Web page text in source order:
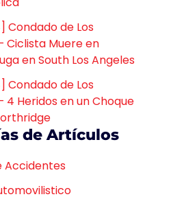
Condado de Los
Ciclista Muere en
en South Los Angeles
Condado de Los
4 Heridos en un Choque
de Artículos
Accidentes